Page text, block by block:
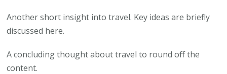
Another short insight into travel. Key ideas are briefly
discussed here.
A concluding thought about travel to round off the
content.